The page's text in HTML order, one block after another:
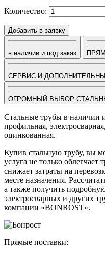
Количество:
Добавить в заявку
в наличии и под заказ
СЕРВИС И
ОГРОМНЫЙ ВЫБОР
Стальные трубы в наличии
профильная,
оцинкованная.
Купив стальную трубу, вы
услуга не только облегчает
снижает затраты на
месте назначения.
а также получить
электросварных и других
компании «BONROST».
Прямые поставки: